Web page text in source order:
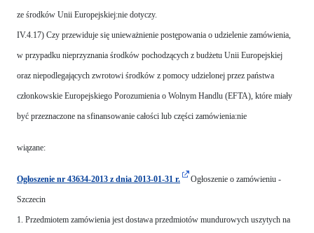
ze środków Unii Europejskiej:nie dotyczy.
IV.4.17) Czy przewiduje się unieważnienie postępowania o udzielenie zamówienia,
w przypadku nieprzyznania środków pochodzących z budżetu Unii Europejskiej
oraz niepodlegających zwrotowi środków z pomocy udzielonej przez państwa
członkowskie Europejskiego Porozumienia o Wolnym Handlu (EFTA), które miały
być przeznaczone na sfinansowanie całości lub części zamówienia:nie
wiązane:
Ogłoszenie nr 43634-2013 z dnia 2013-01-31 r. Ogłoszenie o zamówieniu -
Szczecin
1. Przedmiotem zamówienia jest dostawa przedmiotów mundurowych uszytych na